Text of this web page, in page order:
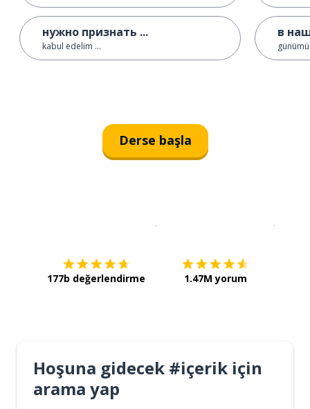
нужно признать ...
kabul edelim ...
в
Derse başla
177b değerlendirme 1.47M yorum
Hoşuna gidecek #içerik için
arama yap